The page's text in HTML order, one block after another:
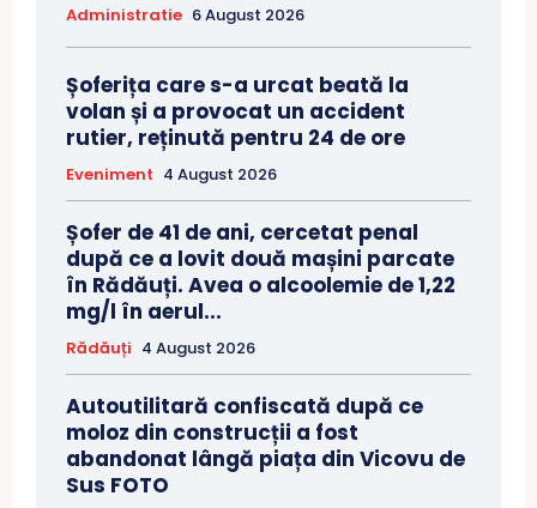
Administratie 6 August 2026
Șoferița care s-a urcat beată la
volan și a provocat un accident
rutier, reținută pentru 24 de ore
Eveniment 4 August 2026
Șofer de 41 de ani, cercetat penal
după ce a lovit două mașini parcate
în Rădăuți. Avea o alcoolemie de 1,22
mg/l în aerul...
Rădăuți 4 August 2026
Autoutilitară confiscată după ce
moloz din construcții a fost
abandonat lângă piața din Vicovu de
Sus FOTO